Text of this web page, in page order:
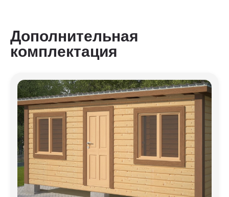
Дополнительная
комплектация